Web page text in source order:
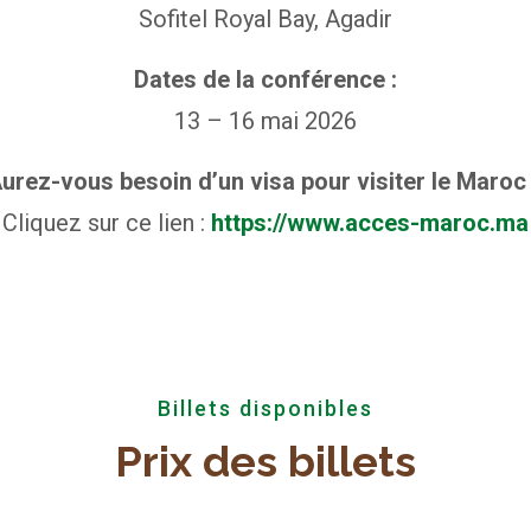
Sofitel Royal Bay, Agadir
Dates de la conférence :
13 – 16 mai 2026
vous besoin d’un visa pour visiter le Maroc
Cliquez sur ce lien : https://www.acces-maroc.ma
Billets disponibles
Prix des billets